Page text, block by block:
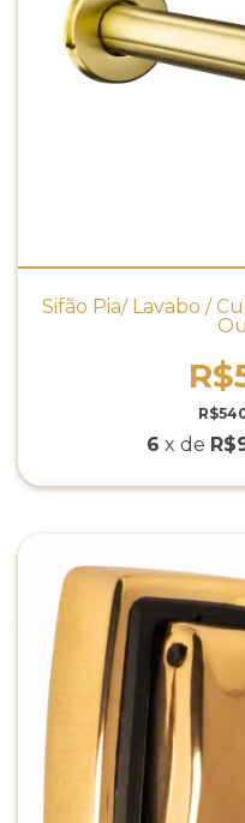
Sifão Pia/ Lavabo /
6 x de